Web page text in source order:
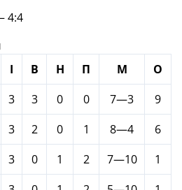
4:4
І В Н П М
О
3 3 0 0 7—3
9
3 2 0 1 8—4
6
3 0 1 2 7—10
1